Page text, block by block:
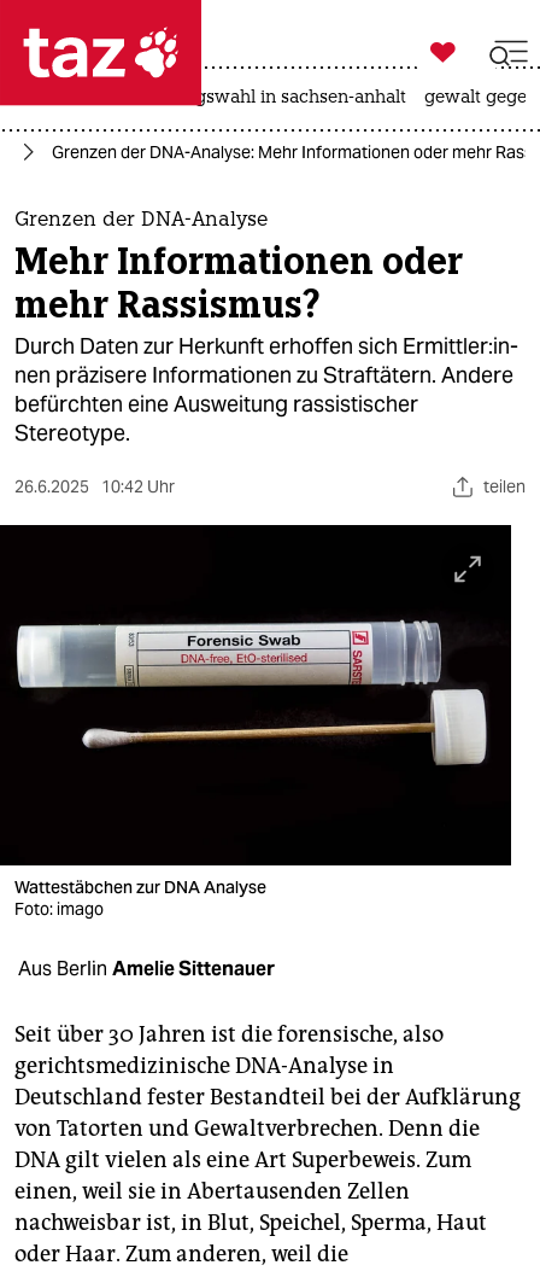
 taz zahl ich
taz zahl ich
themen
politik
öko
gesellschaft
kultur
sport
wahrheit
fragen & hilfe
genossenschaft
epaper login

taz zahl ich
landtagswahl in sachsen-anhalt gewalt
Grenzen der DNA-Analyse: Mehr Informationen oder mehr
Grenzen der DNA-Analyse
Mehr Informationen oder
mehr Rassismus?
Durch Daten zur Herkunft erhoffen sich Er­mitt­le­r:in­
nen präzisere Informationen zu Straftätern. Andere
befürchten eine Ausweitung rassistischer
Stereotype.
26.6.2025 10:42 Uhr teilen
Wattestäbchen zur DNA Analyse
Foto: imago
Aus Berlin Amelie Sittenauer
Seit über 30 Jahren ist die forensische, also
gerichtsmedizinische DNA-Analyse in
Deutschland fester Bestandteil bei der Aufklärung
von Tatorten und Gewaltverbrechen. Denn die
DNA gilt vielen als eine Art Superbeweis. Zum
einen, weil sie in Abertausenden Zellen
nachweisbar ist, in Blut, Speichel, Sperma, Haut
oder Haar. Zum anderen, weil die